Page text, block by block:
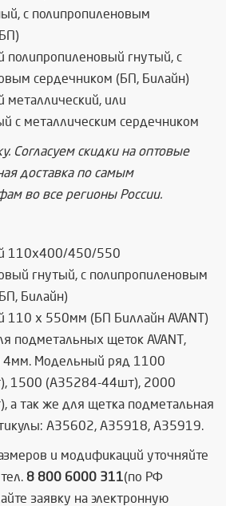
с полипропиленовым
полипропиленовый гнутый, с
сердечником (БП, Билайн)
металлический, или
с металлическим сердечником
Согласуем скидки на оптовые
доставка по самым
во все регионы России.
110x400/450/550
гнутый, с полипропиленовым
Билайн)
110 x 550мм (БП Биллайн AVANT)
подметальных щеток AVANT,
4мм. Модельный ряд 1100
1500 (A35284-44шт), 2000
а так же для щетка подметальная
A35602, A35918, A35919.
и модификаций уточняйте
8 800 6000 311(по РФ
заявку на электронную